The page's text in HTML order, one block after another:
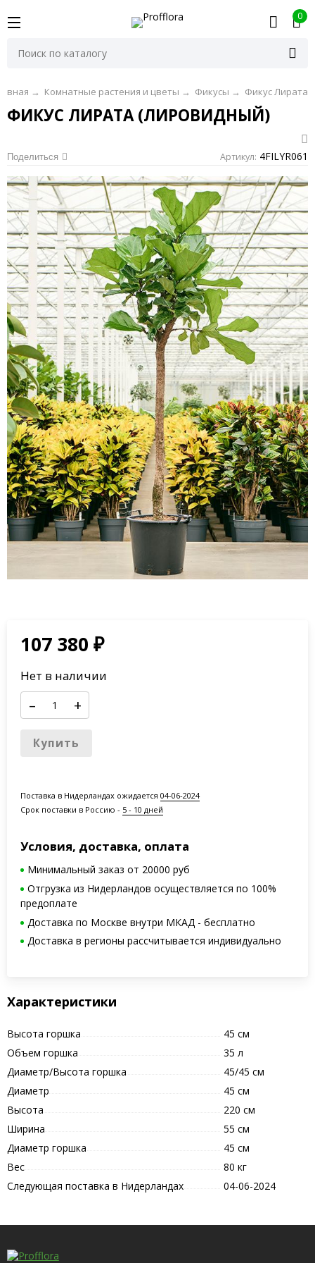
0
→ Комнатные растения и цветы → Фикусы → Фикус Лирата
ФИКУС ЛИРАТА (ЛИРОВИДНЫЙ)
Поделиться Артикул: 4FILYR061
107 380₽
Нет в наличии
– +
Купить
Поставка в Нидерландах ожидается04-06-2024
Срок поставки в Россию - 5 - 10 дней
Условия, доставка, оплата
Минимальный заказ от 20000 руб
Отгрузка из Нидерландов осуществляется по 100%
предоплате
Доставка по Москве внутри МКАД - бесплатно
Доставка в регионы рассчитывается индивидуально
Характеристики
Высота горшка
45 см
Объем горшка
35 л
Диаметр/Высота горшка
45/45 см
Диаметр
45 см
Высота
220 см
Ширина
55 см
Диаметр горшка
45 см
Вес
80 кг
Следующая поставка в Нидерландах
04-06-2024